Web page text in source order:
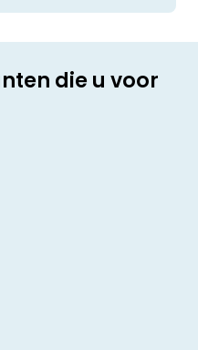
die u voor